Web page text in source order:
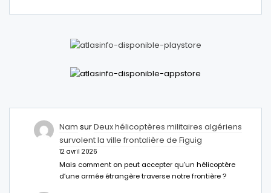
Nam surDeux hélicoptères militaires algériens
survolent la ville frontalière de Figuig
12 avril 2026
Mais comment on peut accepter qu’un hélicoptère
d’une armée étrangère traverse notre frontière ?